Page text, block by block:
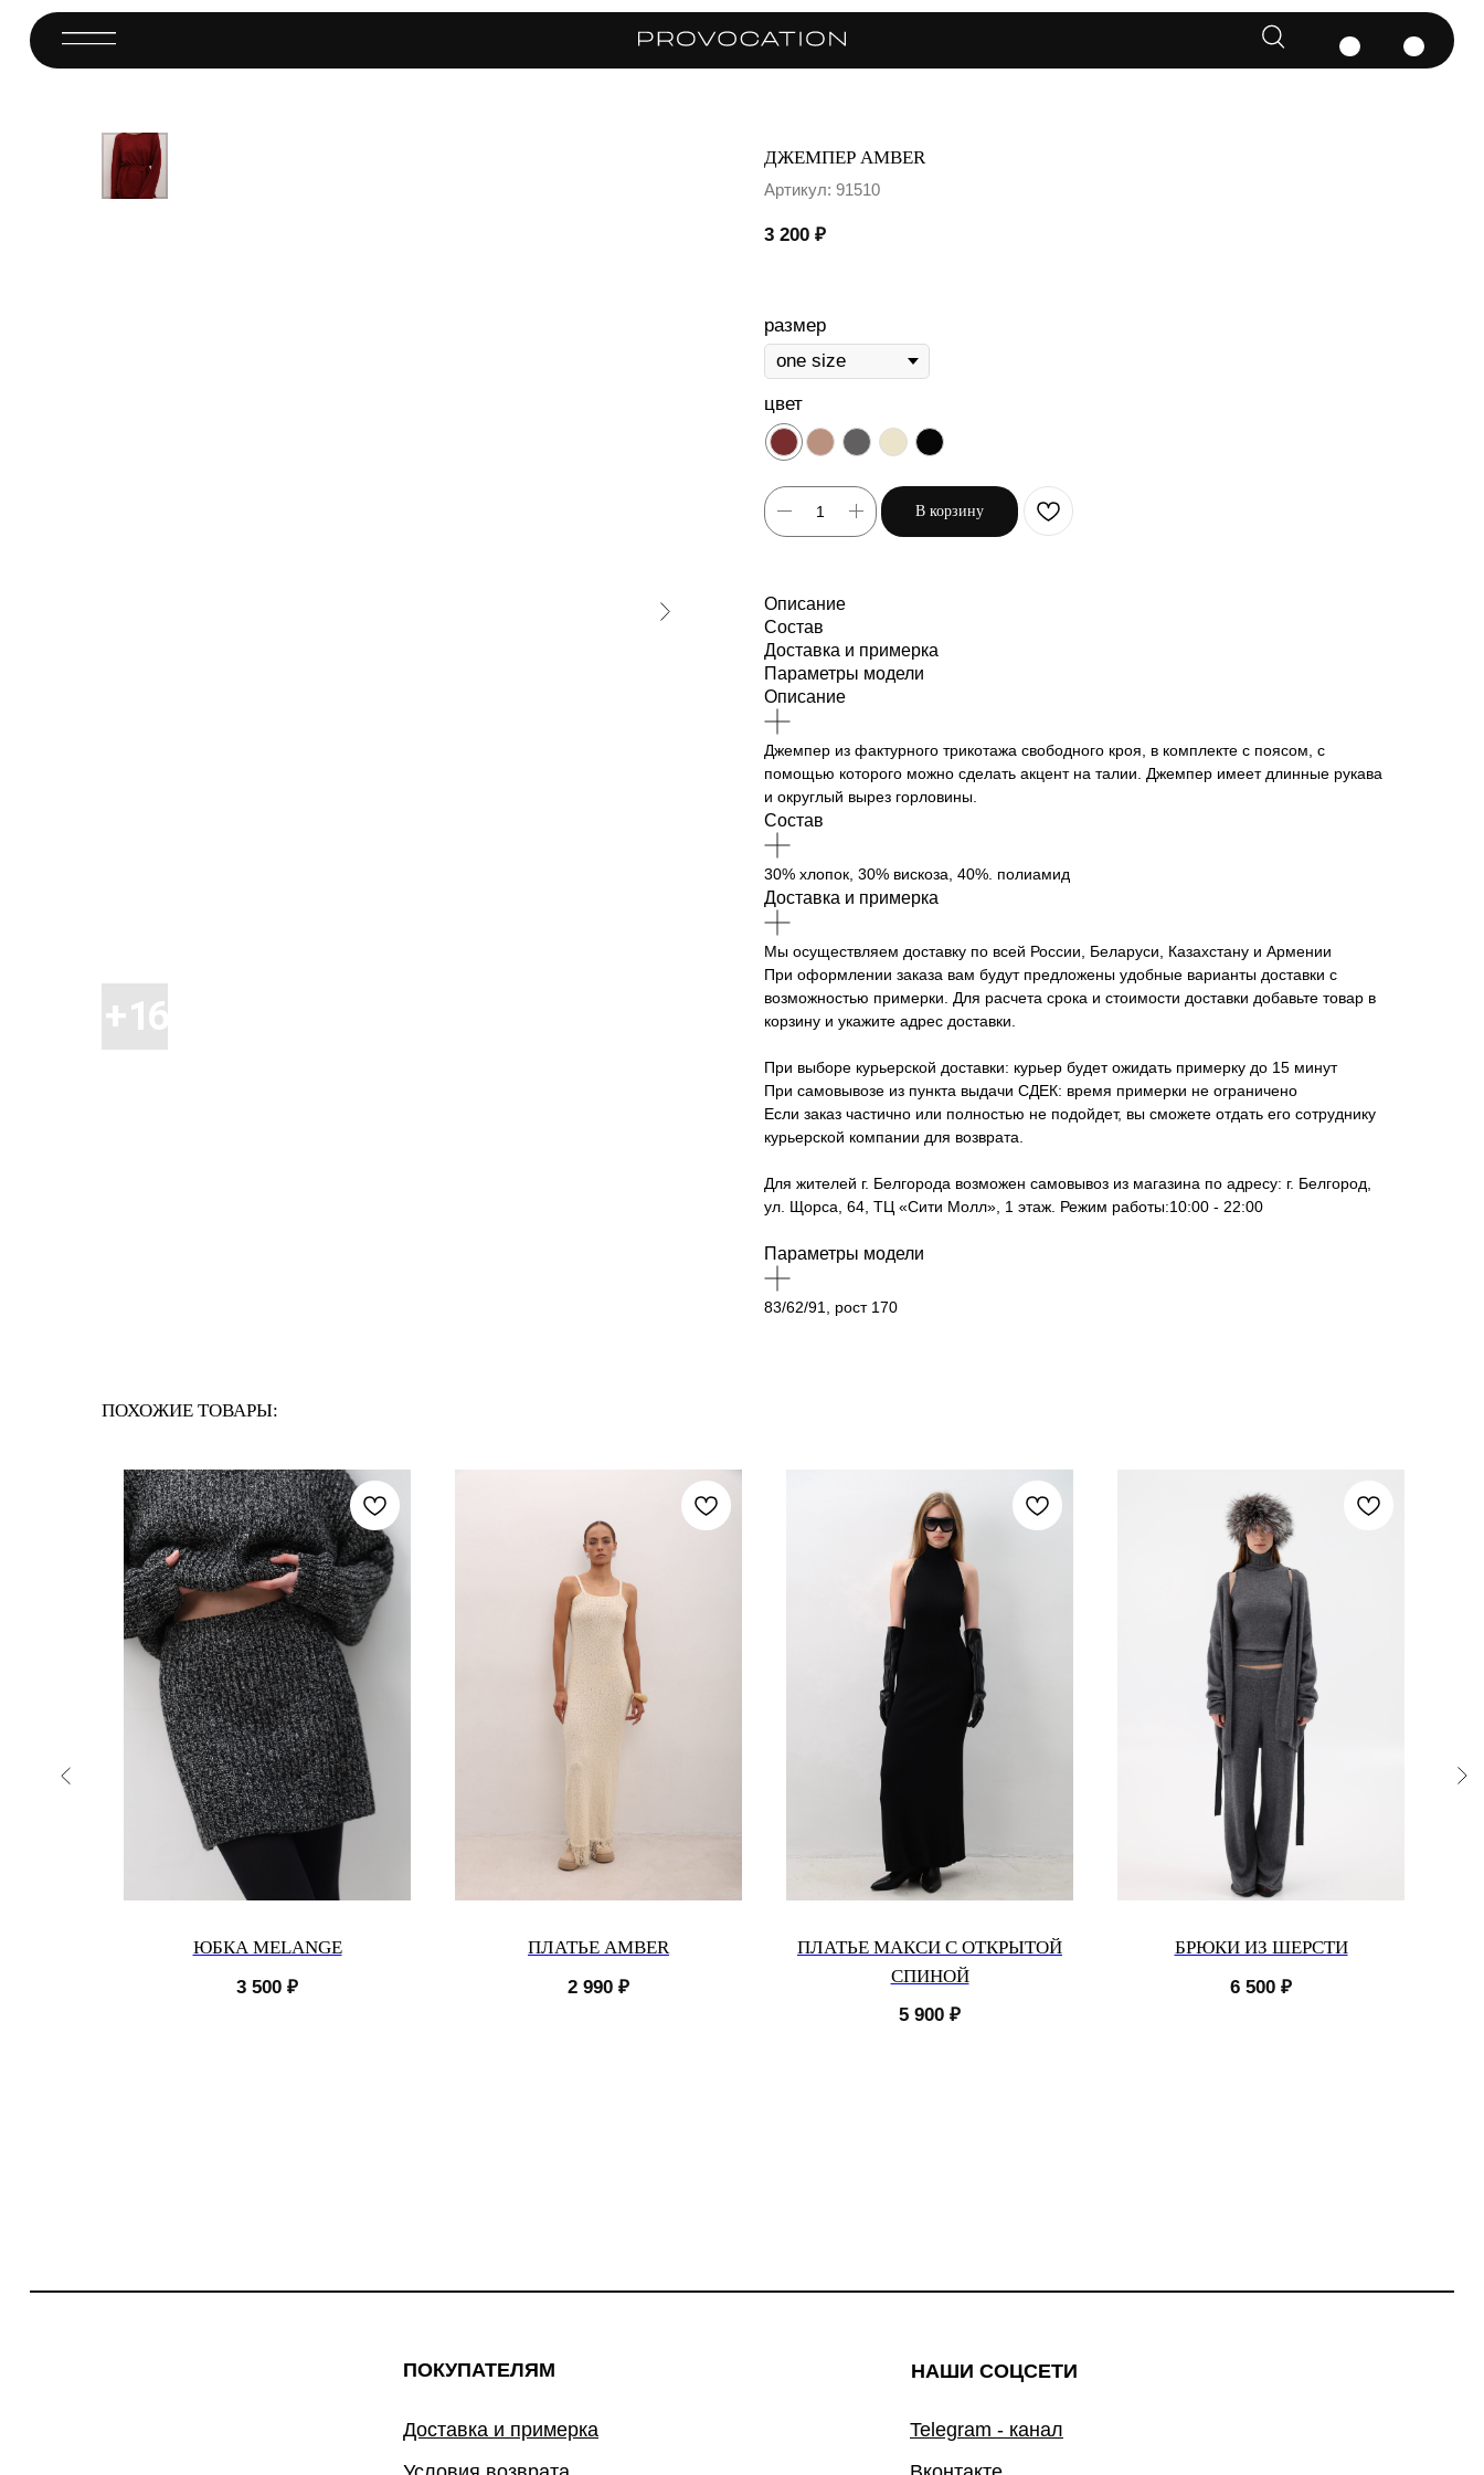
ДЖЕМПЕР AMBER
Артикул: 91510
3 200 ₽
размер
цвет
В корзину
Описание
Состав
Доставка и примерка
Параметры модели
Описание
Джемпер из фактурного трикотажа свободного кроя, в комплекте с поясом, с
помощью которого можно сделать акцент на талии. Джемпер имеет длинные рукава
и округлый вырез горловины.
Состав
30% хлопок, 30% вискоза, 40%. полиамид
Доставка и примерка
Мы осуществляем доставку по всей России, Беларуси, Казахстану и Армении
При оформлении заказа вам будут предложены удобные варианты доставки с
возможностью примерки. Для расчета срока и стоимости доставки добавьте товар в
корзину и укажите адрес доставки.
При выборе курьерской доставки: курьер будет ожидать примерку до 15 минут
При самовывозе из пункта выдачи СДЕК: время примерки не ограничено
Если заказ частично или полностью не подойдет, вы сможете отдать его сотруднику
курьерской компании для возврата.
Для жителей г. Белгорода возможен самовывоз из магазина по адресу: г. Белгород,
ул. Щорса, 64, ТЦ «Сити Молл», 1 этаж. Режим работы:10:00 - 22:00
Параметры модели
83/62/91, рост 170
ПОХОЖИЕ ТОВАРЫ:
ЮБКА MELANGE
3 500 ₽
ПЛАТЬЕ AMBER
2 990 ₽
ПЛАТЬЕ МАКСИ С ОТКРЫТОЙ
СПИНОЙ
5 900 ₽
БРЮКИ ИЗ ШЕРСТИ
6 500 ₽
ПОКУПАТЕЛЯМ НАШИ СОЦСЕТИ
Telegram - канал
Доставка и примерка